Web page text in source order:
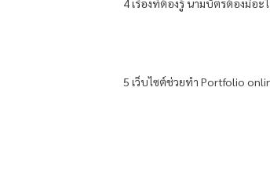
4 เรื่องที่ต้องรู้ นามบัตรต้องมีอะ
5 เว็บไซต์ช่วยทำ Portfolio